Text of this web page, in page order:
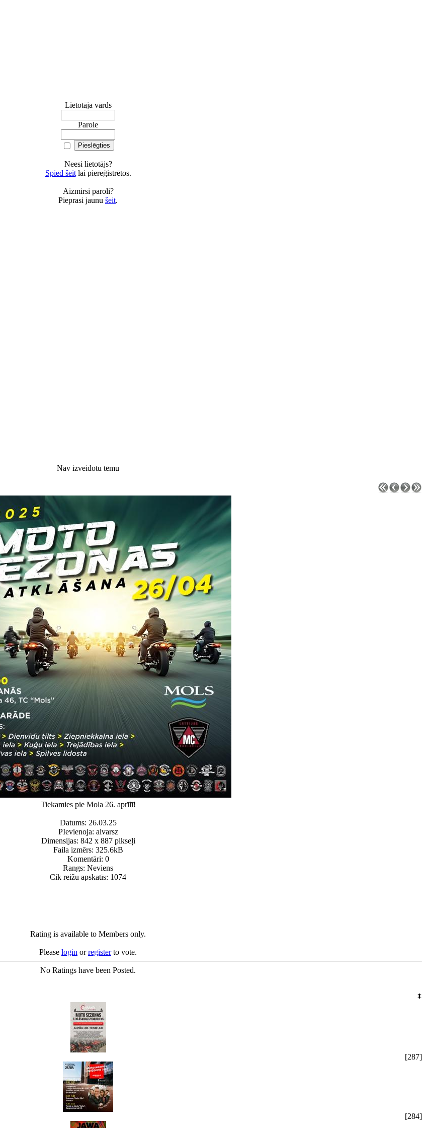
Lietotāja vārds
Parole
Neesi lietotājs?
Spied šeitlai piereģistrētos.
Aizmirsi paroli?
Pieprasi jaunu šeit.
Nav izveidotu tēmu
Tiekamies pie Mola 26. aprīlī!
Datums: 26.03.25
PIevienoja: aivarsz
Dimensijas: 842 x 887 pikseļi
Faila izmērs: 325.6kB
Komentāri: 0
Rangs: Neviens
Cik reižu apskatīs: 1074
Rating is available to Members only.
Please login orregisterto vote.
No Ratings have been Posted.
[287]
[284]